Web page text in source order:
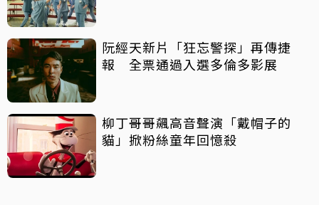
阮經天新片「狂忘警探」再傳捷
報 全票通過入選多倫多影展
柳丁哥哥飆高音聲演「戴帽子的
貓」掀粉絲童年回憶殺